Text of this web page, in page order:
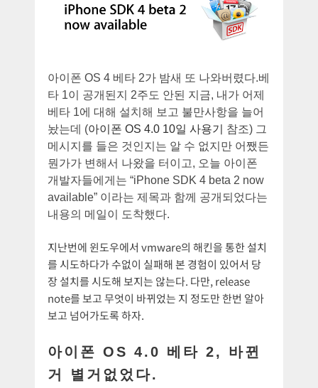
아이폰 OS 4 베타 2가 밤새 또 나와버렸다.베
타 1이 공개된지 2주도 안된 지금, 내가 어제
베타 1에 대해 설치해 보고 불만사항을 늘어
놨는데 (아이폰 OS 4.0 10일 사용기
참조) 그
메시지를 들은 것인지는 알 수 없지만 어쨌든
뭔가가 변해서 나왔을 터이고, 오늘 아이폰
개발자들에게는 “iPhone SDK 4 beta 2 now
available” 이라는 제목과 함께 공개되었다는
내용의 메일이 도착했다.
지난번에 윈도우에서 vmware의 해킨을 통한 설치
를 시도하다가 수없이 실패해 본 경험이 있어서 당
장 설치를 시도해 보지는 않는다. 다만, release
note를 보고 무엇이 바뀌었는 지 정도만 한번 알아
보고 넘어가도록 하자.
아이폰 OS 4.0 베타 2, 바뀐
거 별거없었다.